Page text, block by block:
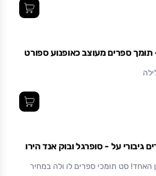
זמן.
ספרים מעוצב כאופנוע ספורט
גיבורי על - סופרגל ובוק אנד הירו
האחד! סט תומכי ספרים לו ולה במחיר